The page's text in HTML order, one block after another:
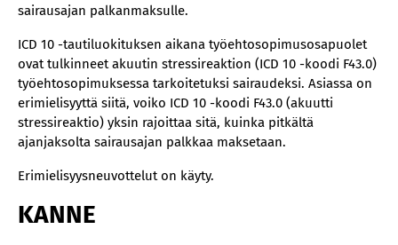
sairausajan palkanmaksulle.
ICD 10 -tautiluokituksen aikana työehtosopimusosapuolet
ovat tulkinneet akuutin stressireaktion (ICD 10 -koodi F43.0)
työehtosopimuksessa tarkoitetuksi sairaudeksi. Asiassa on
erimielisyyttä siitä, voiko ICD 10 -koodi F43.0 (akuutti
stressireaktio) yksin rajoittaa sitä, kuinka pitkältä
ajanjaksolta sairausajan palkkaa maksetaan.
Erimielisyysneuvottelut on käyty.
KANNE